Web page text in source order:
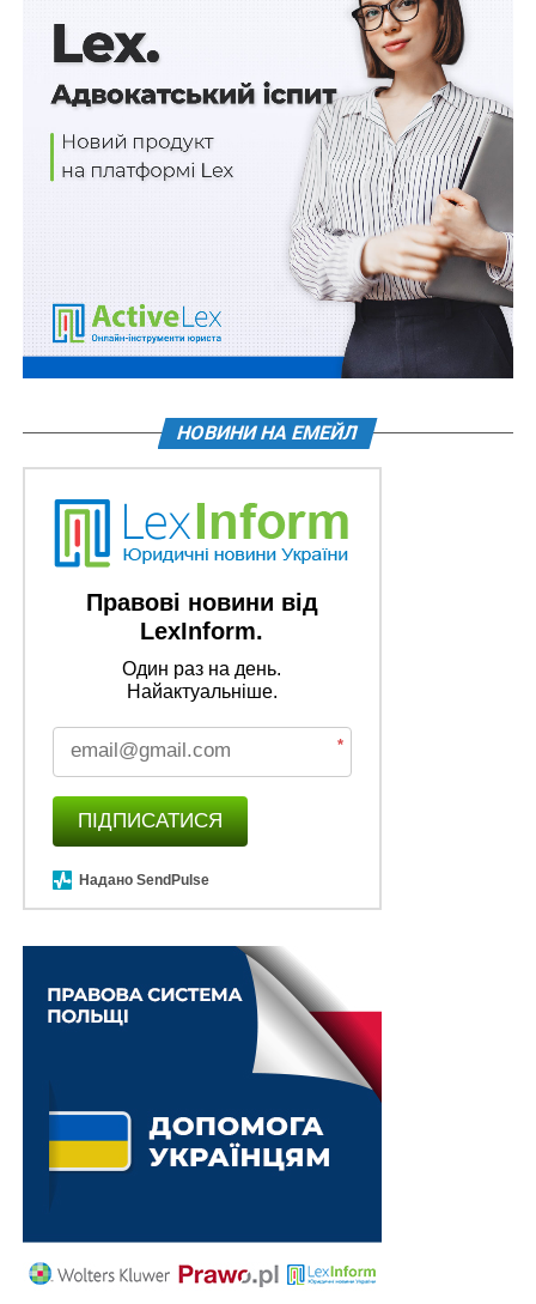
зможе вписувати дані в медичній базі eHealth. «Коли
в цій базі знаходиться інформація про пацієнта,
незалежно від того, яку медичну систему
використовує той чи інший медичний заклад, лікар
зможе виписувати електронні лікарняні з
мінімальною кількістю дій зі свого боку, оскільки вся
інформація знаходиться в центральній компоненті. І
вона так само далі буде оновлюватися і з Пенсійним
фондом, і з усіма відповідними органами, які
потребують цих лікарняних», — пояснив Я. Кучер.
Джерело:Юридичний вісник України
НАСТУПНА
«Революція» в Шевченковому університеті:
юрфаку вже немає, є Інститут права
НЕ ПРОПУСТІТЬ
Алгоритм отримання матеріального
забезпечення від Фонду соцстрахування
НОВИНИ НА ЕМЕЙЛ
Правові новини від
LexInform.
Один раз на день.
Найактуальніше.
*
ПІДПИСАТИСЯ
Надано SendPulse